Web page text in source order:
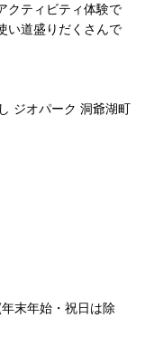
クティビティ体験で
い道盛りだくさんで
ジオパーク 洞爺湖町
末年始・祝日は除